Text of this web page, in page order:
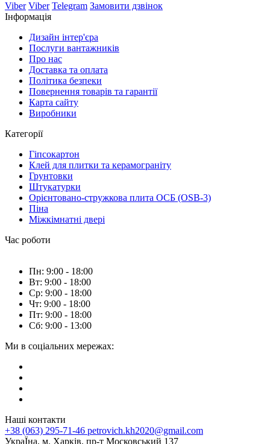
Viber Viber Telegram Замовити дзвінок
Інформація
Дизайн інтер'єра
Послуги вантажників
Про нас
Доставка та оплата
Політика безпеки
Повернення товарів та гарантії
Карта сайту
Виробники
Категорії
Гіпсокартон
Клей для плитки та керамограніту
Грунтовки
Штукатурки
Орієнтовано-стружкова плита ОСБ (OSB-3)
Піна
Міжкімнатні двері
Час роботи
Пн: 9:00 - 18:00
Вт: 9:00 - 18:00
Ср: 9:00 - 18:00
Чт: 9:00 - 18:00
Пт: 9:00 - 18:00
Сб: 9:00 - 13:00
Ми в соціальних мережах:
Наші контакти
+38 (063) 295-71-46 petrovich.kh2020@gmail.com
УкраЇна, м. Харків, пр-т Московський 137